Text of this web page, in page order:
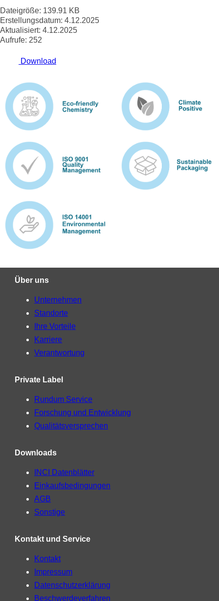
Dateigröße: 139.91 KB
Erstellungsdatum: 4.12.2025
Aktualisiert: 4.12.2025
Aufrufe: 252
Download
Über uns
Unternehmen
Standorte
Ihre Vorteile
Karriere
Verantwortung
Private Label
Rundum Service
Forschung und Entwicklung
Qualitätsversprechen
Downloads
INCI Datenblätter
Einkaufsbedingungen
AGB
Sonstige
Kontakt und Service
Kontakt
Impressum
Datenschutzerklärung
Beschwerdeverfahren